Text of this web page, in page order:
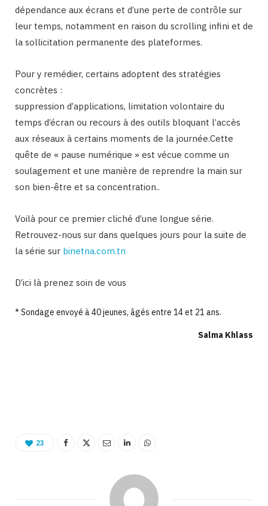
dépendance aux écrans et d’une perte de contrôle sur
leur temps, notamment en raison du scrolling infini et de
la sollicitation permanente des plateformes.
Pour y remédier, certains adoptent des stratégies
concrètes :
suppression d’applications, limitation volontaire du
temps d’écran ou recours à des outils bloquant l’accès
aux réseaux à certains moments de la journée.Cette
quête de « pause numérique » est vécue comme un
soulagement et une manière de reprendre la main sur
son bien-être et sa concentration..
Voilà pour ce premier cliché d’une longue série.
Retrouvez-nous sur dans quelques jours pour la suite de
la série sur binetna.com.tn
D’ici là prenez soin de vous
* Sondage envoyé à 40 jeunes, âgés entre 14 et 21 ans.
Salma Khlass
23